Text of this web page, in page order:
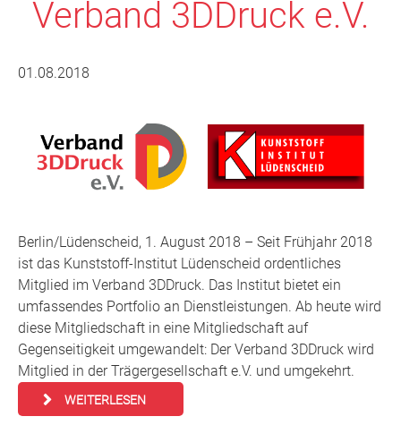
Verband 3DDruck e.V.
01.08.2018
Berlin/Lüdenscheid, 1. August 2018 – Seit Frühjahr 2018
ist das Kunststoff-Institut Lüdenscheid ordentliches
Mitglied im Verband 3DDruck. Das Institut bietet ein
umfassendes Portfolio an Dienstleistungen. Ab heute wird
diese Mitgliedschaft in eine Mitgliedschaft auf
Gegenseitigkeit umgewandelt: Der Verband 3DDruck wird
Mitglied in der Trägergesellschaft e.V. und umgekehrt.
WEITERLESEN